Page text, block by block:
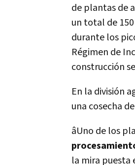
de plantas de
un total de
durante los
Régimen de
construcción
En la división
una cosecha de
âUno de los
la mira puesta